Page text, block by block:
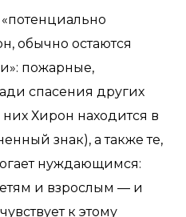
«потенциально
обычно остаются
пожарные,
спасения других
Хирон находится в
знак), а также те,
нуждающимся:
и взрослым — и
к этому